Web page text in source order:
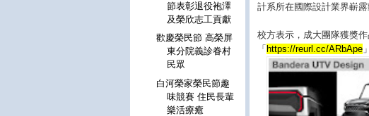
計系所在國際設計業界嶄
校方表示，成大團隊獲獎
「https://reurl.cc/ARbApe
節表彰退役袍澤
及榮欣志工貢獻
歡慶榮民節 高榮屏
東分院義診眷村
民眾
白河榮家榮民節趣
味競賽 住民長輩
樂活療癒